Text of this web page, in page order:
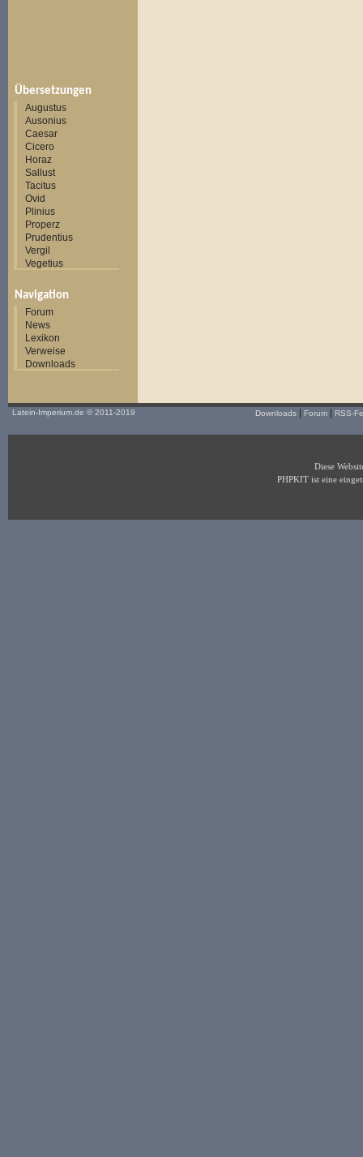
Übersetzungen
Augustus
Ausonius
Caesar
Cicero
Horaz
Sallust
Tacitus
Ovid
Plinius
Properz
Prudentius
Vergil
Vegetius
Navigation
Forum
News
Lexikon
Verweise
Downloads
Latein-Imperium.de © 2011-2019 Downloads Forum RSS-
Diese
PHPKIT ist eine